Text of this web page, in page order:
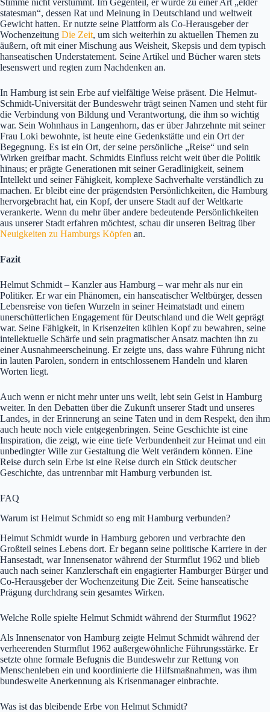
Stimme nicht verstummt. Im Gegenteil, er wurde zu einer Art „elder
statesman“, dessen Rat und Meinung in Deutschland und weltweit
Gewicht hatten. Er nutzte seine Plattform als Co-Herausgeber der
Wochenzeitung Die Zeit, um sich weiterhin zu aktuellen Themen zu
äußern, oft mit einer Mischung aus Weisheit, Skepsis und dem typisch
hanseatischen Understatement. Seine Artikel und Bücher waren stets
lesenswert und regten zum Nachdenken an.
In Hamburg ist sein Erbe auf vielfältige Weise präsent. Die Helmut-
Schmidt-Universität der Bundeswehr trägt seinen Namen und steht für
die Verbindung von Bildung und Verantwortung, die ihm so wichtig
war. Sein Wohnhaus in Langenhorn, das er über Jahrzehnte mit seiner
Frau Loki bewohnte, ist heute eine Gedenkstätte und ein Ort der
Begegnung. Es ist ein Ort, der seine persönliche „Reise“ und sein
Wirken greifbar macht. Schmidts Einfluss reicht weit über die Politik
hinaus; er prägte Generationen mit seiner Geradlinigkeit, seinem
Intellekt und seiner Fähigkeit, komplexe Sachverhalte verständlich zu
machen. Er bleibt eine der prägendsten Persönlichkeiten, die Hamburg
hervorgebracht hat, ein Kopf, der unsere Stadt auf der Weltkarte
verankerte. Wenn du mehr über andere bedeutende Persönlichkeiten
aus unserer Stadt erfahren möchtest, schau dir unseren Beitrag über
Neuigkeiten zu Hamburgs Köpfen an.
Fazit
Helmut Schmidt – Kanzler aus Hamburg – war mehr als nur ein
Politiker. Er war ein Phänomen, ein hanseatischer Weltbürger, dessen
Lebensreise von tiefen Wurzeln in seiner Heimatstadt und einem
unerschütterlichen Engagement für Deutschland und die Welt geprägt
war. Seine Fähigkeit, in Krisenzeiten kühlen Kopf zu bewahren, seine
intellektuelle Schärfe und sein pragmatischer Ansatz machten ihn zu
einer Ausnahmeerscheinung. Er zeigte uns, dass wahre Führung nicht
in lauten Parolen, sondern in entschlossenem Handeln und klaren
Worten liegt.
Auch wenn er nicht mehr unter uns weilt, lebt sein Geist in Hamburg
weiter. In den Debatten über die Zukunft unserer Stadt und unseres
Landes, in der Erinnerung an seine Taten und in dem Respekt, den ihm
auch heute noch viele entgegenbringen. Seine Geschichte ist eine
Inspiration, die zeigt, wie eine tiefe Verbundenheit zur Heimat und ein
unbedingter Wille zur Gestaltung die Welt verändern können. Eine
Reise durch sein Erbe ist eine Reise durch ein Stück deutscher
Geschichte, das untrennbar mit Hamburg verbunden ist.
FAQ
Warum ist Helmut Schmidt so eng mit Hamburg verbunden?
Helmut Schmidt wurde in Hamburg geboren und verbrachte den
Großteil seines Lebens dort. Er begann seine politische Karriere in der
Hansestadt, war Innensenator während der Sturmflut 1962 und blieb
auch nach seiner Kanzlerschaft ein engagierter Hamburger Bürger und
Co-Herausgeber der Wochenzeitung Die Zeit. Seine hanseatische
Prägung durchdrang sein gesamtes Wirken.
Welche Rolle spielte Helmut Schmidt während der Sturmflut 1962?
Als Innensenator von Hamburg zeigte Helmut Schmidt während der
verheerenden Sturmflut 1962 außergewöhnliche Führungsstärke. Er
setzte ohne formale Befugnis die Bundeswehr zur Rettung von
Menschenleben ein und koordinierte die Hilfsmaßnahmen, was ihm
bundesweite Anerkennung als Krisenmanager einbrachte.
Was ist das bleibende Erbe von Helmut Schmidt?